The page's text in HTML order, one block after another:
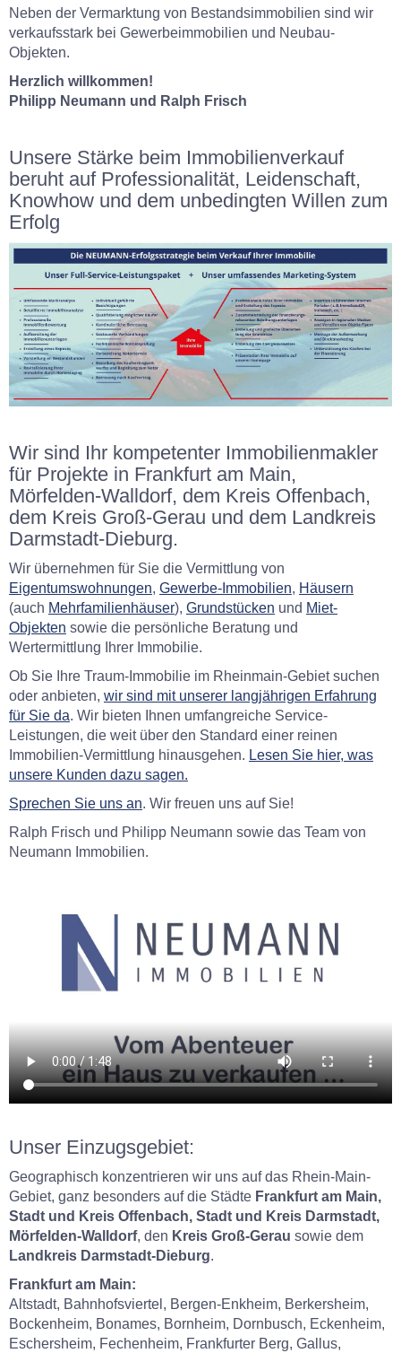
Neben der Vermarktung von Bestandsimmobilien sind wir
verkaufsstark bei Gewerbeimmobilien und Neubau-
Objekten.
Herzlich willkommen!
Philipp Neumann und Ralph Frisch
Unsere Stärke beim Immobilienverkauf
beruht auf Professionalität, Leidenschaft,
Knowhow und dem unbedingten Willen zum
Erfolg
Wir sind Ihr kompetenter Immobilienmakler
für Projekte in Frankfurt am Main,
Mörfelden-Walldorf, dem Kreis Offenbach,
dem Kreis Groß-Gerau und dem Landkreis
Darmstadt-Dieburg.
Wir übernehmen für Sie die Vermittlung von
Eigentumswohnungen, Gewerbe-Immobilien, Häusern
(auch Mehrfamilienhäuser), Grundstücken und Miet-
Objekten sowie die persönliche Beratung und
Wertermittlung Ihrer Immobilie.
Ob Sie Ihre Traum-Immobilie im Rheinmain-Gebiet suchen
oder anbieten, wir sind mit unserer langjährigen Erfahrung
für Sie da. Wir bieten Ihnen umfangreiche Service-
Leistungen, die weit über den Standard einer reinen
Immobilien-Vermittlung hinausgehen. Lesen Sie hier, was
unsere Kunden dazu sagen.
Sprechen Sie uns an. Wir freuen uns auf Sie!
Ralph Frisch und Philipp Neumann sowie das Team von
Neumann Immobilien.
Unser Einzugsgebiet:
Geographisch konzentrieren wir uns auf das Rhein-Main-
Gebiet, ganz besonders auf die Städte Frankfurt am Main,
Stadt und Kreis Offenbach, Stadt und Kreis Darmstadt,
Mörfelden-Walldorf, den Kreis Groß-Gerau sowie dem
Landkreis Darmstadt-Dieburg.
Frankfurt am Main:
Altstadt, Bahnhofsviertel, Bergen-Enkheim, Berkersheim,
Bockenheim, Bonames, Bornheim, Dornbusch, Eckenheim,
Eschersheim, Fechenheim, Frankfurter Berg, Gallus,